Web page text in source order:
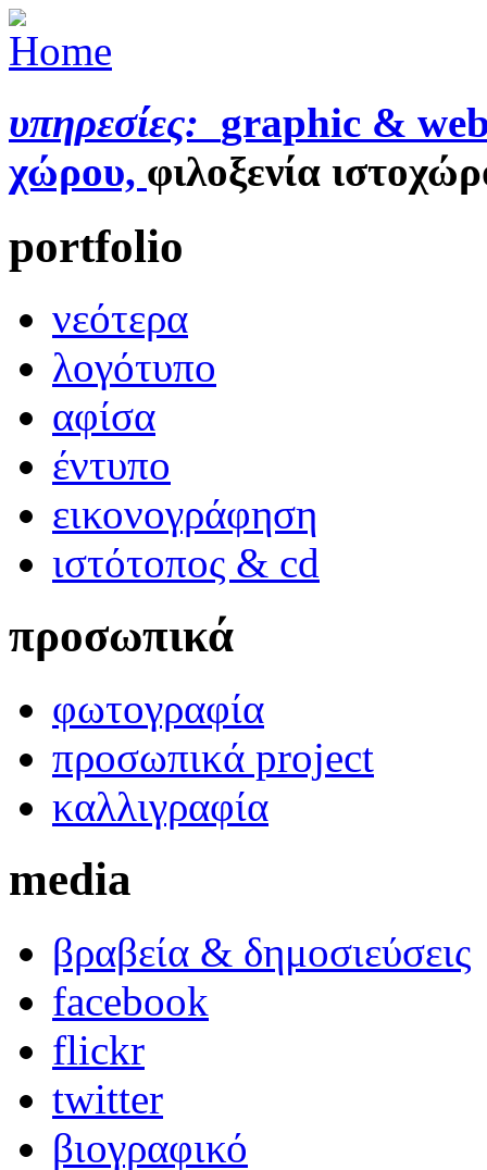
υπηρεσίες: graphic &
χώρου, φιλοξενία
portfolio
νεότερα
λογότυπο
αφίσα
έντυπο
εικονογράφηση
ιστότοπος & cd
προσωπικά
φωτογραφία
προσωπικά project
καλλιγραφία
media
βραβεία & δημοσιεύσεις
facebook
flickr
twitter
βιογραφικό